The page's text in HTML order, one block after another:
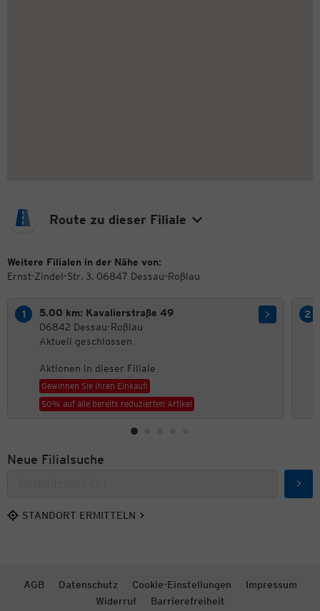
Route zu dieser Filiale
Weitere Filialen in der Nähe von:
Ernst-Zindel-Str. 3, 06847 Dessau-Roßlau
5.00 km: Kavalierstraße 49
06842 Dessau-Roßlau
Aktuell geschlossen
Aktionen in dieser Filiale
Gewinnen Sie Ihren Einkauf!
50% auf alle bereits reduzierten Artikel
Neue Filialsuche
STANDORT ERMITTELN
AGB Datenschutz Cookie-Einstellungen
Impressum
Widerruf
Barrierefreiheit